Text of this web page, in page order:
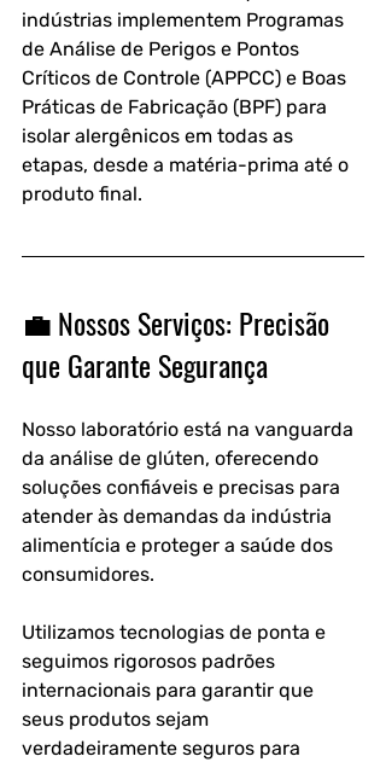
indústrias implementem Programas
de Análise de Perigos e Pontos
Críticos de Controle (APPCC) e Boas
Práticas de Fabricação (BPF) para
isolar alergênicos em todas as
etapas, desde a matéria-prima até o
produto final.
💼 Nossos Serviços: Precisão
que Garante Segurança
Nosso laboratório está na vanguarda
da análise de glúten, oferecendo
soluções confiáveis e precisas para
atender às demandas da indústria
alimentícia e proteger a saúde dos
consumidores.
Utilizamos tecnologias de ponta e
seguimos rigorosos padrões
internacionais para garantir que
seus produtos sejam
verdadeiramente seguros para